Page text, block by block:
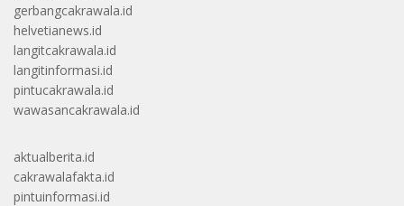
gerbangcakrawala.id
helvetianews.id
langitcakrawala.id
langitinformasi.id
pintucakrawala.id
wawasancakrawala.id
aktualberita.id
cakrawalafakta.id
pintuinformasi.id